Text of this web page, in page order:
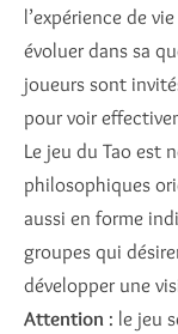
l’expérience de
évoluer dans sa
joueurs sont
pour voir
Le jeu du Tao est
philosophiques
aussi en forme
groupes qui
développer une
Attention : le jeu